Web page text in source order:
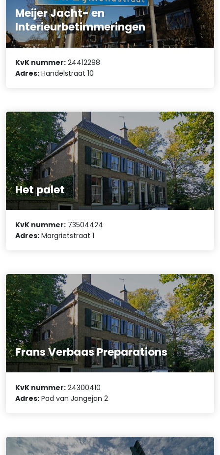
Meijer Jacht- en
Interieurbetimmeringen
KvK nummer: 24412298
Adres: Handelstraat 10
Het palet
KvK nummer: 73504424
Adres: Margrietstraat 1
Frans Verbaas Preparations
KvK nummer: 24300410
Adres: Pad van Jongejan 2